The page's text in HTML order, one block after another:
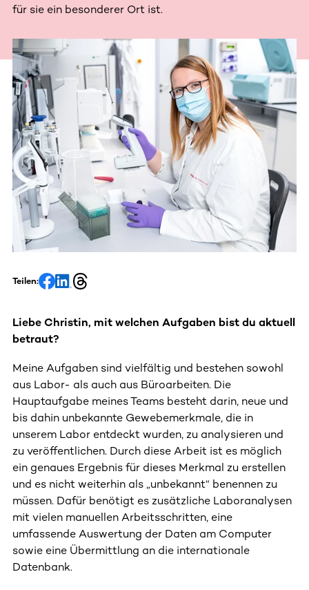
für sie ein besonderer Ort ist.
Teilen:
Liebe Christin, mit welchen Aufgaben bist du aktuell
betraut?
Meine Aufgaben sind vielfältig und bestehen sowohl
aus Labor- als auch aus Büroarbeiten. Die
Hauptaufgabe meines Teams besteht darin, neue und
bis dahin unbekannte Gewebemerkmale, die in
unserem Labor entdeckt wurden, zu analysieren und
zu veröffentlichen. Durch diese Arbeit ist es möglich
ein genaues Ergebnis für dieses Merkmal zu erstellen
und es nicht weiterhin als „unbekannt“ benennen zu
müssen. Dafür benötigt es zusätzliche Laboranalysen
mit vielen manuellen Arbeitsschritten, eine
umfassende Auswertung der Daten am Computer
sowie eine Übermittlung an die internationale
Datenbank.